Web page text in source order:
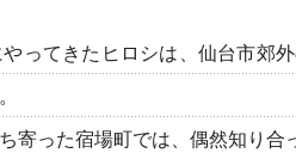
ってきたヒロシは、仙台市郊
寄った宿場町では、偶然知り